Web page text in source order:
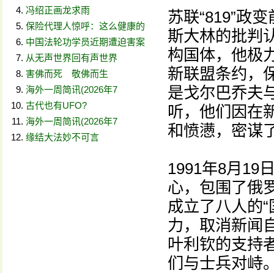
冯绍正画龙求雨
保险代理人惊呼：这么健康的
中国法轮功学员近期遭迫害案
从无声世界回有声世界
害佛而死 敬佛而生
海外一周简讯(2026年7
古代也有UFO?
海外一周简讯(2026年7
缘结大法妙不可言
苏联“819”政
斯大林的批判
构国体，他极
新联盟条约，
是戈尔巴乔夫
听，他们因在
和愤懑，密谋
1991年8月19
心，包围了俄
成立了八人的
力，取消新闻
叶利钦的支持
们与士兵对峙